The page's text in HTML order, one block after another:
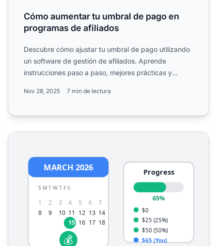
Cómo aumentar tu umbral de pago en
programas de afiliados
Descubre cómo ajustar tu umbral de pago utilizando
un software de gestión de afiliados. Aprende
instrucciones paso a paso, mejores prácticas y
Nov 28, 2025 7 min de lectura
Calculadora de Umbral de Pago de Afiliados -